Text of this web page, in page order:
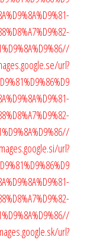
url?
url?
url?